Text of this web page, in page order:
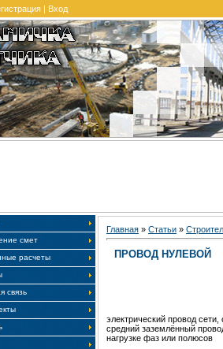
| Вход
смет
расчеты
связь
Главная » Статьи »
ПРОВОД НУЛЕВОЙ
электрический провод
средний заземлённый
нагрузке фаз или полюсов